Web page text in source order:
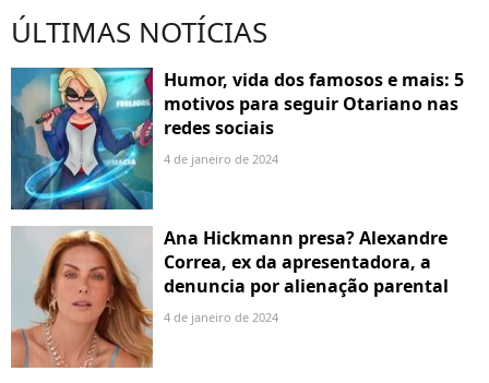
ÚLTIMAS NOTÍCIAS
Humor, vida dos famosos e mais: 5
motivos para seguir Otariano nas
redes sociais
4 de janeiro de 2024
Ana Hickmann presa? Alexandre
Correa, ex da apresentadora, a
denuncia por alienação parental
4 de janeiro de 2024